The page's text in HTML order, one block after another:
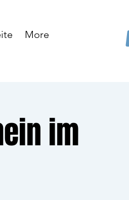
More
im